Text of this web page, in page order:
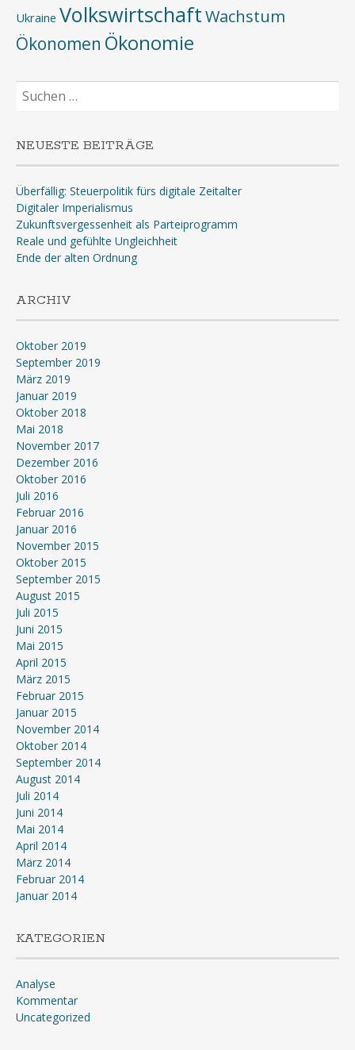
Ukraine VolkswirtschaftWachstum
Ökonomen Ökonomie
Suchen
nach:
NEUESTE BEITRÄGE
Überfällig: Steuerpolitik fürs digitale Zeitalter
Digitaler Imperialismus
Zukunftsvergessenheit als Parteiprogramm
Reale und gefühlte Ungleichheit
Ende der alten Ordnung
ARCHIV
Oktober 2019
September 2019
März 2019
Januar 2019
Oktober 2018
Mai 2018
November 2017
Dezember 2016
Oktober 2016
Juli 2016
Februar 2016
Januar 2016
November 2015
Oktober 2015
September 2015
August 2015
Juli 2015
Juni 2015
Mai 2015
April 2015
März 2015
Februar 2015
Januar 2015
November 2014
Oktober 2014
September 2014
August 2014
Juli 2014
Juni 2014
Mai 2014
April 2014
März 2014
Februar 2014
Januar 2014
KATEGORIEN
Analyse
Kommentar
Uncategorized